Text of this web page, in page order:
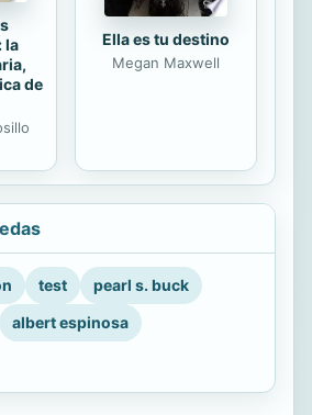
la
de
Ella es tu destino
Megan Maxwell
test
pearl s. buck
albert espinosa